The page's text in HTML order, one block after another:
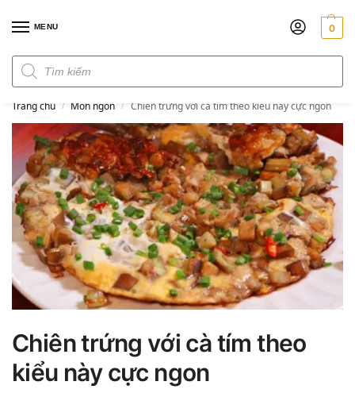
MENU 0
Trang chủ / Món ngon / Chiên trứng với cà tím theo kiểu này cực ngon
Chiên trứng với cà tím theo
kiểu này cực ngon